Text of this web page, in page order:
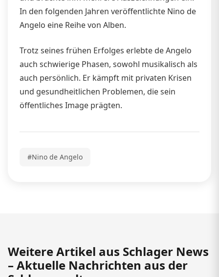
In den folgenden Jahren veröffentlichte Nino de
Angelo eine Reihe von Alben.
Trotz seines frühen Erfolges erlebte de Angelo
auch schwierige Phasen, sowohl musikalisch als
auch persönlich. Er kämpft mit privaten Krisen
und gesundheitlichen Problemen, die sein
öffentliches Image prägten.
#Nino de Angelo
Weitere Artikel aus Schlager News
– Aktuelle Nachrichten aus der